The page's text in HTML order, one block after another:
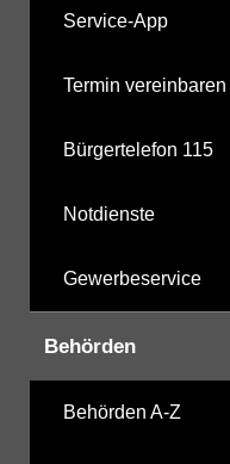
Service-App
Termin vereinbaren
Bürgertelefon 115
Notdienste
Gewerbeservice
Behörden
Behörden A-Z